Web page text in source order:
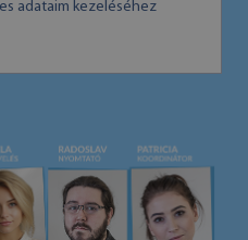
adataim kezeléséhez